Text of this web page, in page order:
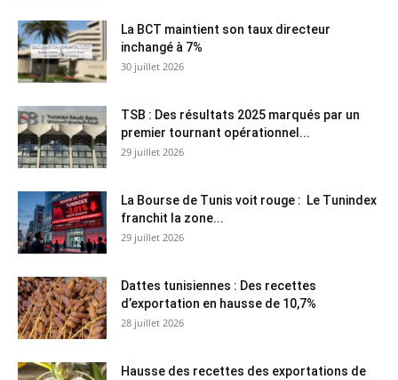
La BCT maintient son taux directeur
inchangé à 7%
30 juillet 2026
TSB : Des résultats 2025 marqués par un
premier tournant opérationnel...
29 juillet 2026
La Bourse de Tunis voit rouge : Le Tunindex
franchit la zone...
29 juillet 2026
Dattes tunisiennes : Des recettes
d’exportation en hausse de 10,7%
28 juillet 2026
Hausse des recettes des exportations de